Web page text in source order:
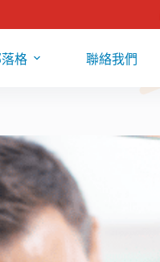
格 聯絡我們